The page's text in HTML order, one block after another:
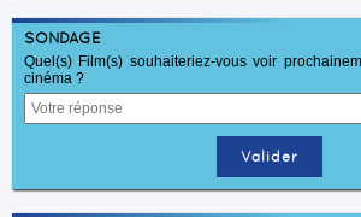
SONDAGE
Quel(s) Film(s) souhaiteriez-vous voir
cinéma ?